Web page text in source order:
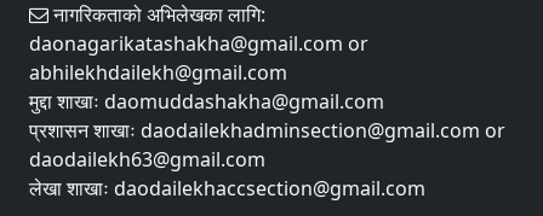
नागरिकताको अभिलेखका लागि:
daonagarikatashakha@gmail.com or
abhilekhdailekh@gmail.com
मुद्दा शाखाः daomuddashakha@gmail.com
प्रशासन शाखाः daodailekhadminsection@gmail.com or
daodailekh63@gmail.com
लेखा शाखाः daodailekhaccsection@gmail.com